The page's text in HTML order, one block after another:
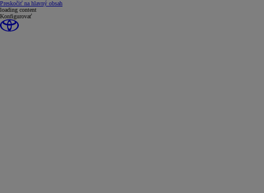
Preskočiť na hlavný obsah(Press Enter)
loading content
Konfigurovať